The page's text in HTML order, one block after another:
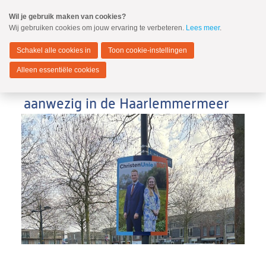
naar
Spring
de
inhoud
Spring
naar
Haarlemmermeer
MENU
Zoeken:
Zoeken
aanwezig in de Haarlemmermeer
Wil je gebruik maken van cookies?
Wij gebruiken cookies om jouw ervaring te verbeteren. Lees meer.
Schakel alle cookies in Toon cookie-instellingen
Alleen essentiële cookies